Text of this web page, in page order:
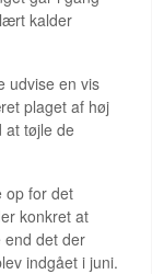
kalder
udvise en vis
plaget af høj
at tøjle de
op for det
konkret at
end det der
indgået i juni.